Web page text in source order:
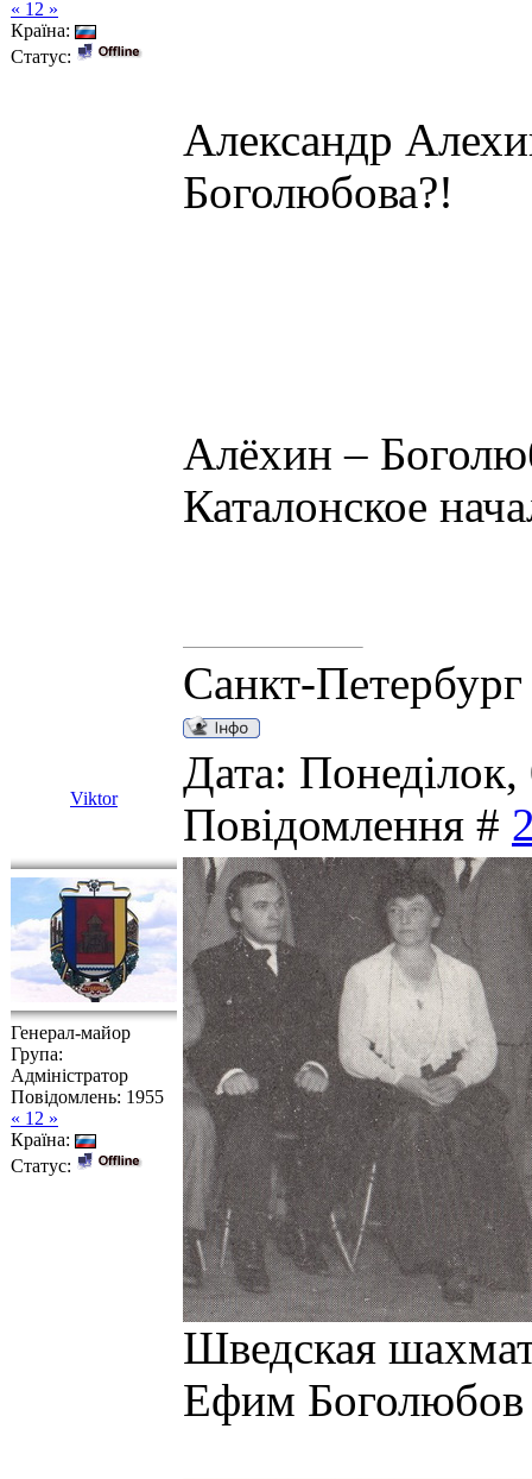
« 12 »
Країна:
Статус:
Александр
Боголюбова?!
Алёхин –
Каталонское
Санкт-Петербург
Viktor
Дата:
Повідомлення #
Генерал-майор
Група:
Адміністратор
Повідомлень: 1955
« 12 »
Країна:
Статус:
Шведская
Ефим Боголюбов